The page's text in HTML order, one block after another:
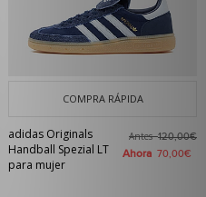
COMPRA RÁPIDA
adidas Originals
Handball Spezial LT
para mujer
Antes120,00€
Ahora 70,00€